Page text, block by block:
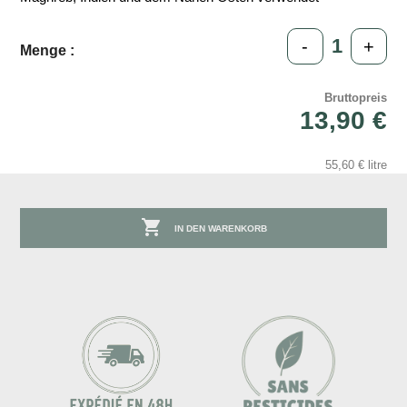
Menge : - +
Bruttopreis
13,90 €
55,60 € litre
 IN DEN WARENKORB